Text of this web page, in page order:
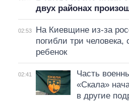
двух районах
02:53
На Киевщине из-за
погибли три человека,
ребенок
02:41
Часть
«Скала»
в другие